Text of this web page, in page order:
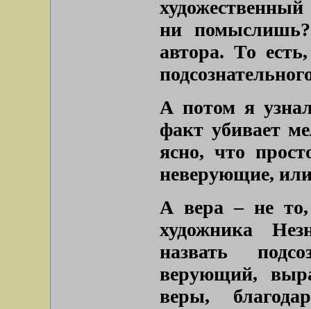
ни
автора. То
А потом я
факт убивает
ясно, что
неверующие,
А вера – не то,
художника
назвать
верующий,
веры,